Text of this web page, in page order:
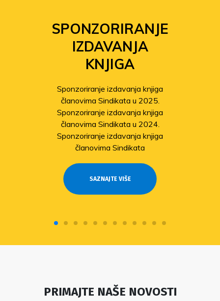
SPONZORIRANJE
IZDAVANJA
KNJIGA
Sponzoriranje izdavanja knjiga
članovima Sindikata u 2025.
Sponzoriranje izdavanja knjiga
članovima Sindikata u 2024.
Sponzoriranje izdavanja knjiga
članovima Sindikata
SAZNAJTE VIŠE
PRIMAJTE NAŠE NOVOSTI